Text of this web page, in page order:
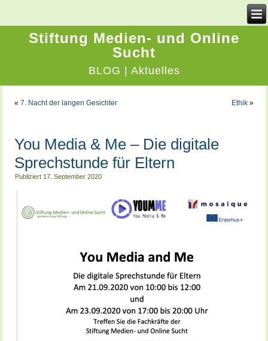
Stiftung Medien- und Online
Sucht
BLOG | Aktuelles
«7. Nacht der langen Gesichter Ethik»
You Media & Me – Die digitale
Sprechstunde für Eltern
Publiziert 17. September 2020